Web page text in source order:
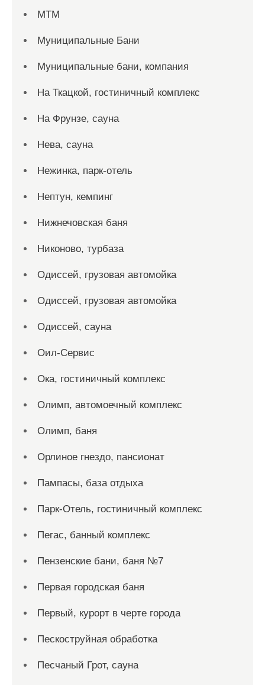
МТМ
Муниципальные Бани
Муниципальные бани, компания
На Ткацкой, гостиничный комплекс
На Фрунзе, сауна
Нева, сауна
Нежинка, парк-отель
Нептун, кемпинг
Нижнечовская баня
Никоново, турбаза
Одиссей, грузовая автомойка
Одиссей, грузовая автомойка
Одиссей, сауна
Оил-Сервис
Ока, гостиничный комплекс
Олимп, автомоечный комплекс
Олимп, баня
Орлиное гнездо, пансионат
Пампасы, база отдыха
Парк-Отель, гостиничный комплекс
Пегас, банный комплекс
Пензенские бани, баня №7
Первая городская баня
Первый, курорт в черте города
Пескоструйная обработка
Песчаный Грот, сауна